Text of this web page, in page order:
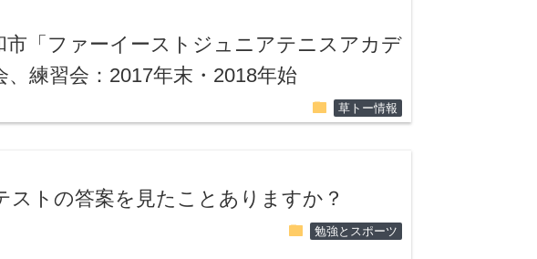
市「ファーイーストジュニアテニスアカデ
、練習会：2017年末・2018年始
folder 草トー情報
ストの答案を見たことありますか？
folder 勉強とスポーツ